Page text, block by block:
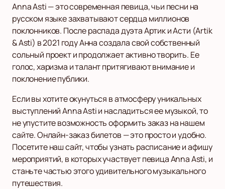
Anna Asti — это современная певица, чьи песни на
русском языке захватывают сердца миллионов
поклонников. После распада дуэта Артик и Асти (Artik
& Asti) в 2021 году Анна создала свой собственный
сольный проект и продолжает активно творить. Ее
голос, харизма и талант притягивают внимание и
поклонение публики.
Если вы хотите окунуться в атмосферу уникальных
выступлений Anna Asti и насладиться ее музыкой, то
не упустите возможность оформить заказ на нашем
сайте. Онлайн-заказ билетов — это просто и удобно.
Посетите наш сайт, чтобы узнать расписание и афишу
мероприятий, в которых участвует певица Anna Asti, и
станьте частью этого удивительного музыкального
путешествия.